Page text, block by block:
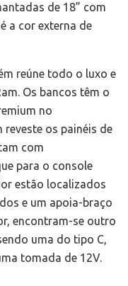
de 18” com
a cor externa de
reúne todo o luxo e
Os bancos têm o
no
os painéis de
com
para o console
estão localizados
e um apoia-braço
encontram-se outro
uma do tipo C,
tomada de 12V.